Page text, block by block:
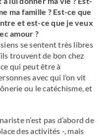
ma famille ? Est-ce que
et est-ce que je veux
amour ?
se sentent très libres
trouvent de bon chez
qui peut être à
avec qui l’on vit
ou le catéchisme, et
n’est pas d’abord de
des activités -, mais